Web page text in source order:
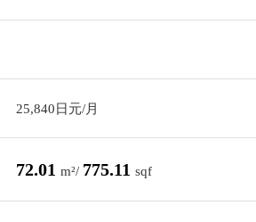
25,840日元/月
72.01 m²/ 775.11 sqf